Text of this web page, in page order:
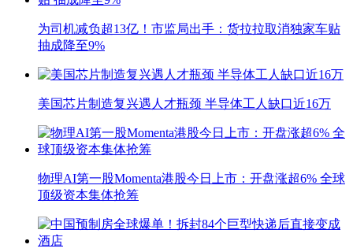
为司机减负超13亿！市监局出手：货拉拉取消独家车贴
抽成降至9%
美国芯片制造复兴遇人才瓶颈 半导体工人缺口近16万
物理AI第一股Momenta港股今日上市：开盘涨超6% 全球
顶级资本集体抢筹